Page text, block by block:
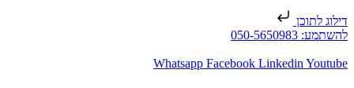
דילוג לתוכן
להשתמע: 050-5650983
Whatsapp Facebook Linkedin Youtube